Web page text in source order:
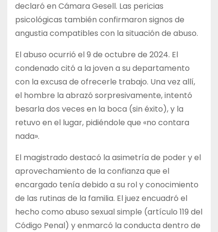
declaró en Cámara Gesell. Las pericias
psicológicas también confirmaron signos de
angustia compatibles con la situación de abuso.
El abuso ocurrió el 9 de octubre de 2024. El
condenado citó a la joven a su departamento
con la excusa de ofrecerle trabajo. Una vez allí,
el hombre la abrazó sorpresivamente, intentó
besarla dos veces en la boca (sin éxito), y la
retuvo en el lugar, pidiéndole que «no contara
nada».
El magistrado destacó la asimetría de poder y el
aprovechamiento de la confianza que el
encargado tenía debido a su rol y conocimiento
de las rutinas de la familia. El juez encuadró el
hecho como abuso sexual simple (artículo 119 del
Código Penal) y enmarcó la conducta dentro de